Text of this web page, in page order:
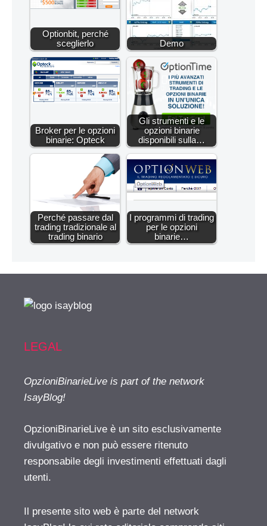
Optionbit, perché
sceglierlo
Demo
Broker per le opzioni
binarie: Opteck
Gli strumenti e le
opzioni binarie
disponibili sulla…
Perché passare dal
trading tradizionale al
trading binario
I programmi di trading
per le opzioni
binarie…
LEGAL
OpzioniBinarieLive is part of the network
IsayBlog!
OpzioniBinarieLive è un sito esclusivamente
divulgativo e non può essere ritenuto
responsabile degli investimenti effettuati dagli
utenti.
Il presente sito web è parte del network